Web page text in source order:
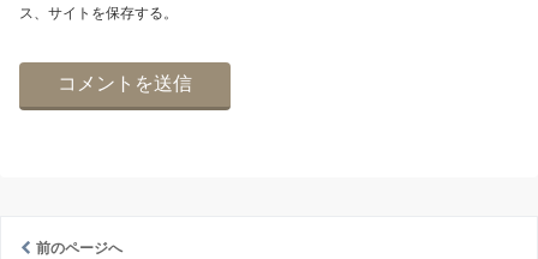
ス、サイトを保存する。
前のページへ